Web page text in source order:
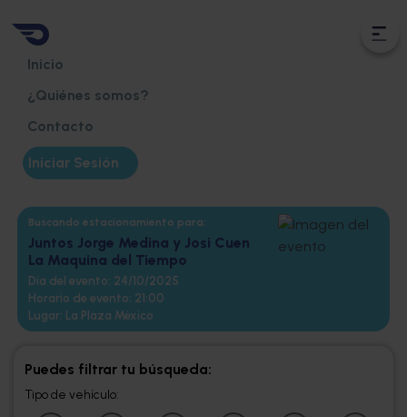
Inicio
¿Quiénes somos?
Contacto
Iniciar Sesión
Buscando estacionamiento para:
Juntos Jorge Medina y Josi Cuen
La Maquina del Tiempo
Día del evento: 24/10/2025
Horario de evento: 21:00
Lugar: La Plaza México
Puedes filtrar tu búsqueda:
Tipo de vehículo: